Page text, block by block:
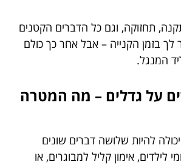
תחזוקה, וגם כל הדברים הקטנים
בזמן הקנייה – אבל אחר כך כולם
המנגל.
על גדלים – מה המטרה
להיות שלושה דברים שונים
לילדים, אימון קליל למבוגרים, או